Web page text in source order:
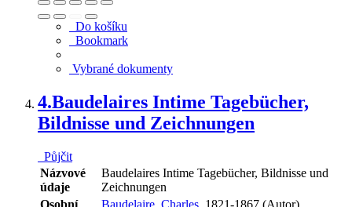
Do košíku
Bookmark
Vybrané dokumenty
4.Baudelaires Intime Tagebücher,
Bildnisse und Zeichnungen
Půjčit
Názvové
údaje
Baudelaires Intime Tagebücher, Bildnisse und
Zeichnungen